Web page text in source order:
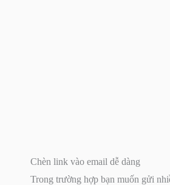
Chèn link vào email dễ dàng
Trong trường hợp bạn muốn gửi